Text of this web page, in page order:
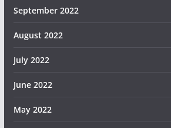
September 2022
August 2022
July 2022
June 2022
May 2022